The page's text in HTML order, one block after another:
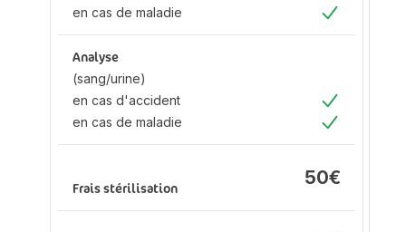
en cas de maladie
Oui
Oui
Analyse
(sang/urine)
en cas d'accident
en cas de maladie
Oui
Oui
Frais stérilisation 50€